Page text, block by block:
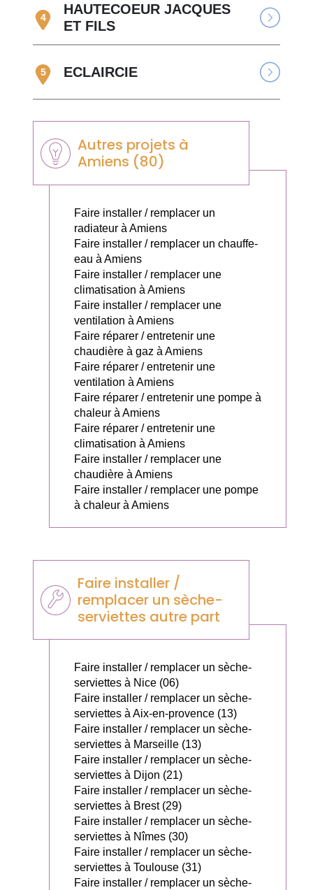
4
HAUTECOEUR JACQUES
ET FILS
5 ECLAIRCIE
Autres projets à
Amiens (80)
Faire installer / remplacer un
radiateur à Amiens
Faire installer / remplacer un chauffe-
eau à Amiens
Faire installer / remplacer une
climatisation à Amiens
Faire installer / remplacer une
ventilation à Amiens
Faire réparer / entretenir une
chaudière à gaz à Amiens
Faire réparer / entretenir une
ventilation à Amiens
Faire réparer / entretenir une pompe à
chaleur à Amiens
Faire réparer / entretenir une
climatisation à Amiens
Faire installer / remplacer une
chaudière à Amiens
Faire installer / remplacer une pompe
à chaleur à Amiens
Faire installer /
remplacer un sèche-
serviettes autre part
Faire installer / remplacer un sèche-
serviettes à Nice (06)
Faire installer / remplacer un sèche-
serviettes à Aix-en-provence (13)
Faire installer / remplacer un sèche-
serviettes à Marseille (13)
Faire installer / remplacer un sèche-
serviettes à Dijon (21)
Faire installer / remplacer un sèche-
serviettes à Brest (29)
Faire installer / remplacer un sèche-
serviettes à Nîmes (30)
Faire installer / remplacer un sèche-
serviettes à Toulouse (31)
Faire installer / remplacer un sèche-